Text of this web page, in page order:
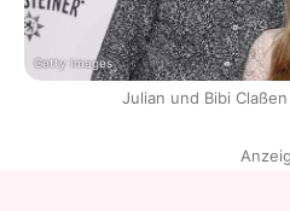
Getty Images
Julian und Bibi